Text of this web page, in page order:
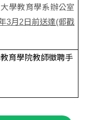
學教育學系辦公室
3月2日前送達(郵戳
育學院教師徵聘手